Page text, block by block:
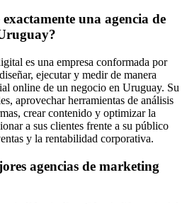
una agencia de
es una empresa conformada por
ejecutar y medir de manera
online de un negocio en Uruguay. Su
aprovechar herramientas de análisis
crear contenido y optimizar la
a sus clientes frente a su público
y la rentabilidad corporativa.
agencias de marketing